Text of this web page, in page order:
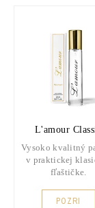
L'amour
Vysoko kvalitný
v praktickej
fľaštičke.
POZRI